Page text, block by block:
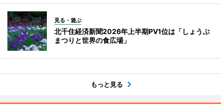
見る・遊ぶ
北千住経済新聞2026年上半期PV1位は「しょうぶ
まつりと世界の食広場」
もっと見る